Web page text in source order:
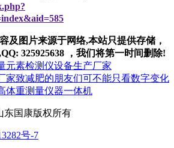
及图片来源于网络,本站只提供存储，
325925638 ，我们将第一时间删除!
家致减肥的朋友们可不能只看数字变化
体重测量仪器一体机
东国康版权所有
号-7